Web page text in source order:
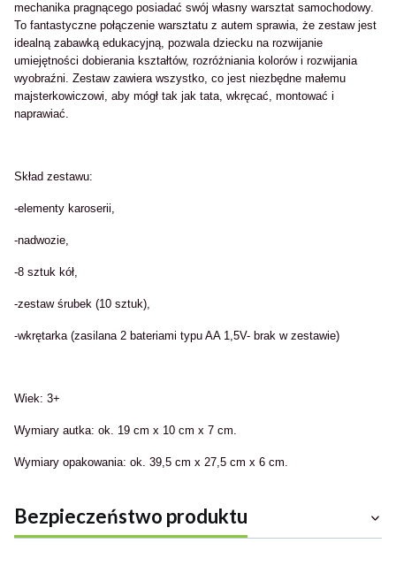
mechanika pragnącego posiadać swój własny warsztat samochodowy.
To fantastyczne połączenie warsztatu z autem sprawia, że zestaw jest
idealną zabawką edukacyjną, pozwala dziecku na rozwijanie
umiejętności dobierania kształtów, rozróżniania kolorów i rozwijania
wyobraźni. Zestaw zawiera wszystko, co jest niezbędne małemu
majsterkowiczowi, aby mógł tak jak tata, wkręcać, montować i
naprawiać.
Skład zestawu:
-elementy karoserii,
-nadwozie,
-8 sztuk kół,
-zestaw śrubek (10 sztuk),
-wkrętarka (zasilana 2 bateriami typu AA 1,5V- brak w zestawie)
Wiek: 3+
Wymiary autka: ok. 19 cm x 10 cm x 7 cm.
Wymiary opakowania: ok. 39,5 cm x 27,5 cm x 6 cm.
Bezpieczeństwo produktu